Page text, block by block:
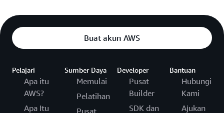
Buat akun AWS
Pelajari
Apa itu
AWS?
Apa Itu
Sumber Daya
Memulai
Pelatihan
Developer
Pusat
Builder
SDK dan
Bantuan
Hubungi
Kami
Ajukan